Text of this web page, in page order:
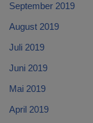
September 2019
August 2019
Juli 2019
Juni 2019
Mai 2019
April 2019